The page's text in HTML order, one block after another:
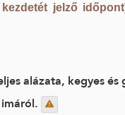
jelző
alázata, kegyes